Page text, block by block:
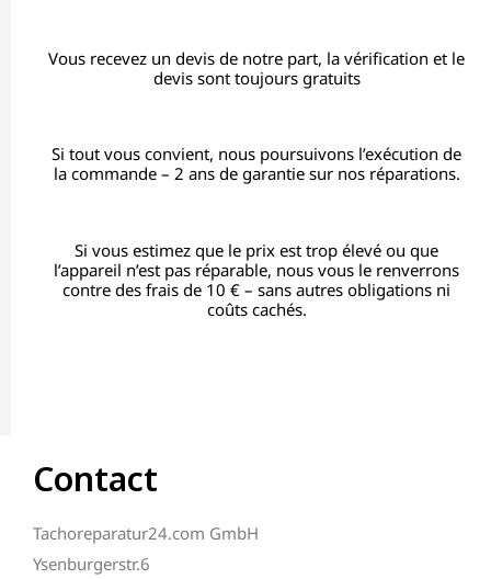
Vous recevez un devis de notre part, la vérification et le
devis sont toujours gratuits
Si tout vous convient, nous poursuivons l’exécution de
la commande – 2 ans de garantie sur nos réparations.
Si vous estimez que le prix est trop élevé ou que
l’appareil n’est pas réparable, nous vous le renverrons
contre des frais de 10 € – sans autres obligations ni
coûts cachés.
Contact
Tachoreparatur24.com GmbH
Ysenburgerstr.6